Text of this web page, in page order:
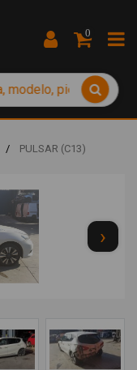
0
/ PULSAR (C13)
›